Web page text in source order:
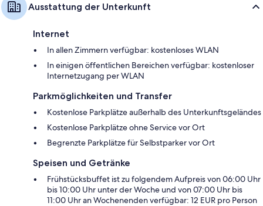
Ausstattung der Unterkunft
Internet
In allen Zimmern verfügbar: kostenloses WLAN
In einigen öffentlichen Bereichen verfügbar: kostenloser
Internetzugang per WLAN
Parkmöglichkeiten und Transfer
Kostenlose Parkplätze außerhalb des Unterkunftsgeländes
Kostenlose Parkplätze ohne Service vor Ort
Begrenzte Parkplätze für Selbstparker vor Ort
Speisen und Getränke
Frühstücksbuffet ist zu folgendem Aufpreis von 06:00 Uhr
bis 10:00 Uhr unter der Woche und von 07:00 Uhr bis
11:00 Uhr an Wochenenden verfügbar: 12 EUR pro Person